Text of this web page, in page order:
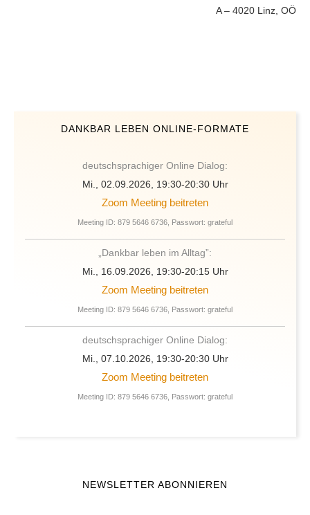
A – 4020 Linz, OÖ
DANKBAR LEBEN ONLINE-FORMATE
deutschsprachiger Online Dialog:
Mi., 02.09.2026, 19:30-20:30 Uhr
Zoom Meeting beitreten
Meeting ID: 879 5646 6736, Passwort: grateful
„Dankbar leben im Alltag”:
Mi., 16.09.2026, 19:30-20:15 Uhr
Zoom Meeting beitreten
Meeting ID: 879 5646 6736, Passwort: grateful
deutschsprachiger Online Dialog:
Mi., 07.10.2026, 19:30-20:30 Uhr
Zoom Meeting beitreten
Meeting ID: 879 5646 6736, Passwort: grateful
NEWSLETTER ABONNIEREN